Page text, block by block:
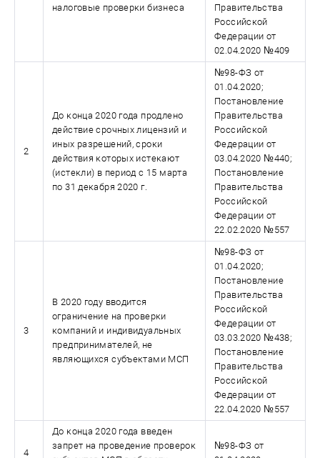
налоговые проверки бизнеса
Правительства
Российской
Федерации от
02.04.2020 №409
2
До конца 2020 года продлено
действие срочных лицензий и
иных разрешений, сроки
действия которых истекают
(истекли) в период с 15 марта
по 31 декабря 2020 г.
№98-ФЗ от
01.04.2020;
Постановление
Правительства
Российской
Федерации от
03.04.2020 №440;
Постановление
Правительства
Российской
Федерации от
22.02.2020 №557
3
В 2020 году вводится
ограничение на проверки
компаний и индивидуальных
предпринимателей, не
являющихся субъектами МСП
№98-ФЗ от
01.04.2020;
Постановление
Правительства
Российской
Федерации от
03.03.2020 №438;
Постановление
Правительства
Российской
Федерации от
22.04.2020 №557
4
До конца 2020 года введен
запрет на проведение проверок
№98-ФЗ от